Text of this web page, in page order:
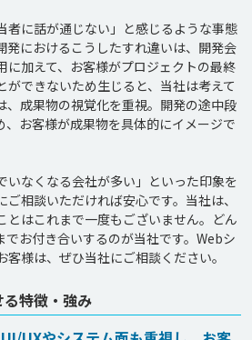
者に話が通じない」と感じるような事態
発におけるこうしたすれ違いは、開発会
に加えて、お客様がプロジェクトの最終
ができないため生じると、当社は考えて
、成果物の視覚化を重視。開発の途中段
、お客様が成果物を具体的にイメージで
いなくなる会社が多い」といった印象を
相談いただければ安心です。当社は、
とはこれまで一度もございません。どん
でお付き合いするのが当社です。Webシ
特徴・強み